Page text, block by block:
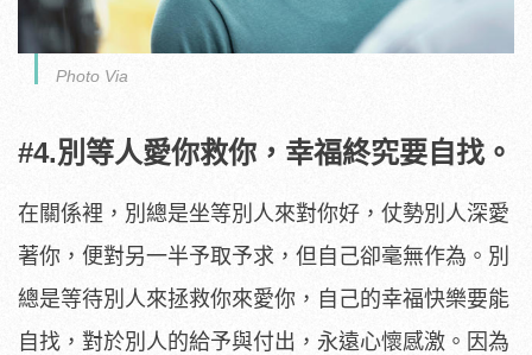
Photo Via
#4.別等人愛你救你，幸福終究要自找。
在關係裡，別總是坐等別人來對你好，仗勢別人深愛
著你，便對另一半予取予求，但自己卻毫無作為。別
總是等待別人來拯救你來愛你，自己的幸福快樂要能
自找，對於別人的給予與付出，永遠心懷感激。因為